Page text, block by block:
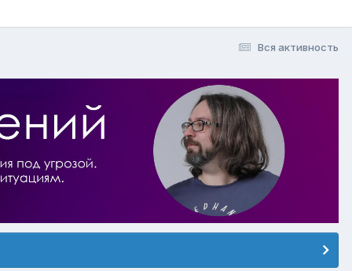
Вся активность